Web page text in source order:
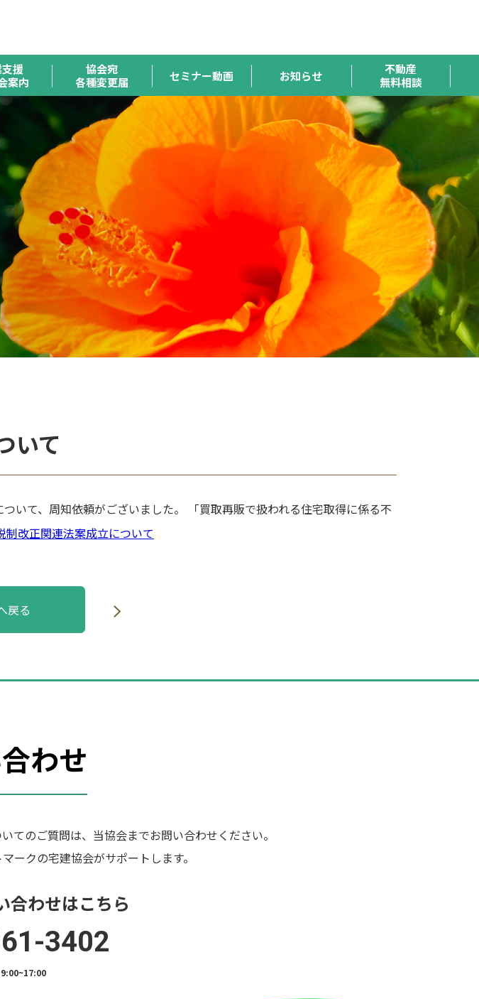
援
案内
協会宛
各種変更届
セミナー動画 お知らせ
不動産
無料相談
いて
いて、周知依頼がございました。 「買取再販で扱われる住宅取得に係る不
制改正関連法案成立について
戻る
わせ
てのご質問は、当協会までお問い合わせください。
ークの宅建協会がサポートします。
合わせはこちら
3402